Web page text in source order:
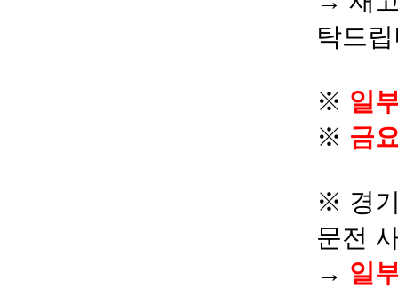
탁드
※ 일
※ 금
※ 경
문전
→ 일